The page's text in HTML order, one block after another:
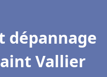
dépannage
Vallier